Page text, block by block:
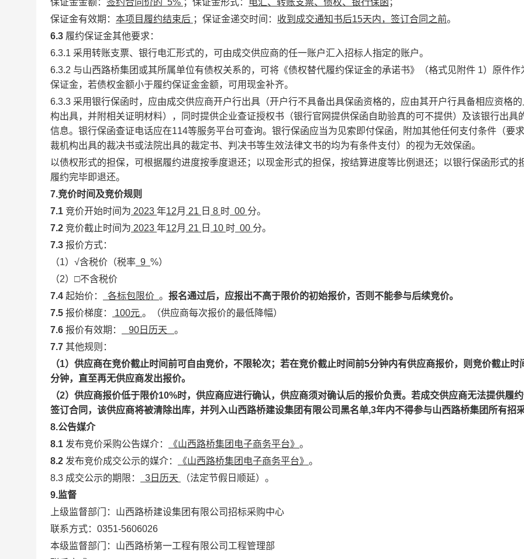
保证金金额： 签约合同价的 5% ；保证金形式： 电汇、转账支票、债权、银行保函 ；
保证金有效期： 本项目履约结束后 ；保证金递交时间： 收到成交通知书后15天内，签订合同之前。
6.3 履约保证金其他要求：
6.3.1 采用转账支票、银行电汇形式的，可由成交供应商的任一账户汇入招标人指定的账户。
6.3.2 与山西路桥集团或其所属单位有债权关系的，可将《债权替代履约保证金的承诺书》（格式见附件 1）原件作
保证金，若债权金额小于履约保证金金额，可用现金补齐。
6.3.3 采用银行保函时，应由成交供应商开户行出具（开户行不具备出具保函资格的，应由其开户行具备相应资格
构出具，并附相关证明材料），同时提供企业查证授权书（银行官网提供保函自助验真的可不提供）及该银行出具
信息。银行保函查证电话应在114等服务平台可查询。银行保函应当为见索即付保函，附加其他任何支付条件（要
裁机构出具的裁决书或法院出具的裁定书、判决书等生效法律文书的均为有条件支付）的视为无效保函。
以债权形式的担保，可根据履约进度按季度退还；以现金形式的担保，按结算进度等比例退还；以银行保函形式的
履约完毕即退还。
7.竞价时间及竞价规则
7.1 竞价开始时间为 2023 年12月 21 日 8 时 00 分。
7.2 竞价截止时间为 2023 年12月 21 日 10 时 00 分。
7.3 报价方式：
（1）√含税价 （税率 9 %）
（2） □不含税价
7.4 起始价： 各标包限价 。 报名通过后，应报出不高于限价的初始报价，否则不能参与后续竞价。
7.5 报价梯度： 100元 。
（供应商每次报价的最低降幅）
7.6 报价有效期： 90日历天 。
7.7 其他规则：
（1）供应商在竞价截止时间前可自由竞价，不限轮次；若在竞价截止时间前5分钟内有供应商报价，则竞价截止时
分钟，直至再无供应商发出报价。
（2）供应商报价低于限价10%时，供应商应进行确认，供应商须对确认后的报价负责。若成交供应商无法提供履
签订合同，该供应商将被清除出库，并列入山西路桥建设集团有限公司黑名单,3年内不得参与山西路桥集团所有招
8.公告媒介
8.1 发布竞价采购公告媒介： 《山西路桥集团电子商务平台》 。
8.2 发布竞价成交公示的媒介： 《山西路桥集团电子商务平台》 。
8.3 成交公示的期限： 3日历天 （法定节假日顺延） 。
9.监督
上级监督部门：山西路桥建设集团有限公司招标采购中心
联系方式：0351-5606026
本级监督部门： 山西路桥第一工程有限公司工程管理部